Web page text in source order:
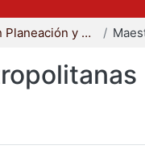
Maestría en Planeación y Políticas Metropolitanas